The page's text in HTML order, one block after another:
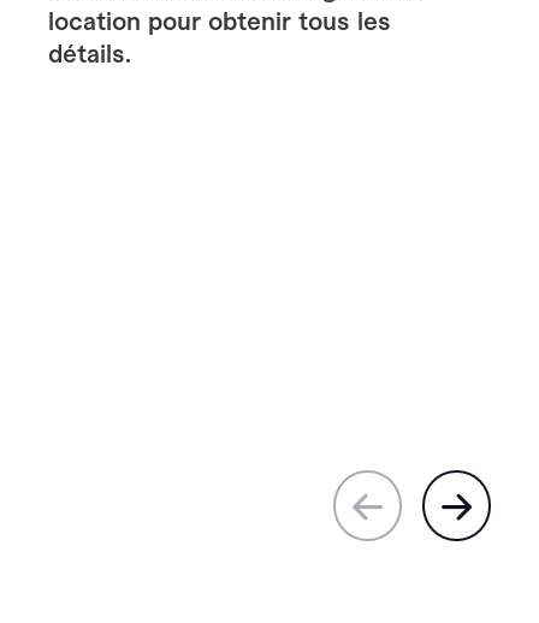
location pour obtenir tous les
détails.